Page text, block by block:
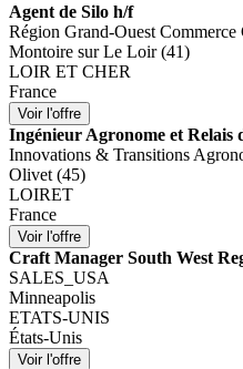
Agent de Silo h/f
Région Grand-Ouest
Montoire sur Le Loir (41)
LOIR ET CHER
France
Ingénieur Agronome et Relais
Innovations & Transitions
Olivet (45)
LOIRET
France
Craft Manager South West
SALES_USA
Minneapolis
ETATS-UNIS
États-Unis